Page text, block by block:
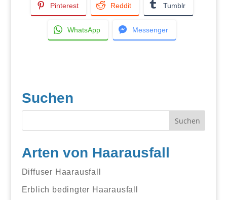
Pinterest Reddit Tumblr
WhatsApp Messenger
Suchen
Arten von Haarausfall
Diffuser Haarausfall
Erblich bedingter Haarausfall